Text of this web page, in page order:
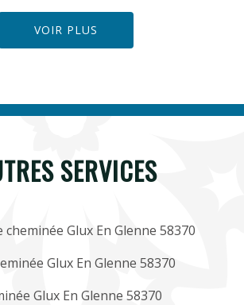
VOIR PLUS
SERVICES
Glux En Glenne 58370
Glux En Glenne 58370
Glux En Glenne 58370